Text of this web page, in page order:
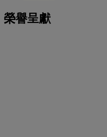
榮譽呈獻